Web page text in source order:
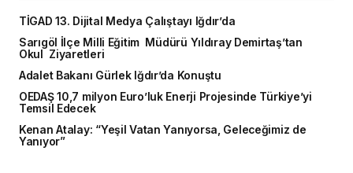
TİGAD 13. Dijital Medya Çalıştayı Iğdır’da
Sarıgöl İlçe Milli Eğitim Müdürü Yıldıray Demirtaş’tan
Okul Ziyaretleri
Adalet Bakanı Gürlek Iğdır’da Konuştu
OEDAŞ 10,7 milyon Euro’luk Enerji Projesinde Türkiye’yi
Temsil Edecek
Kenan Atalay: “Yeşil Vatan Yanıyorsa, Geleceğimiz de
Yanıyor”